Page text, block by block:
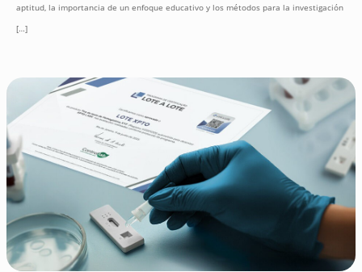
aptitud, la importancia de un enfoque educativo y los métodos para la investigación
[…]